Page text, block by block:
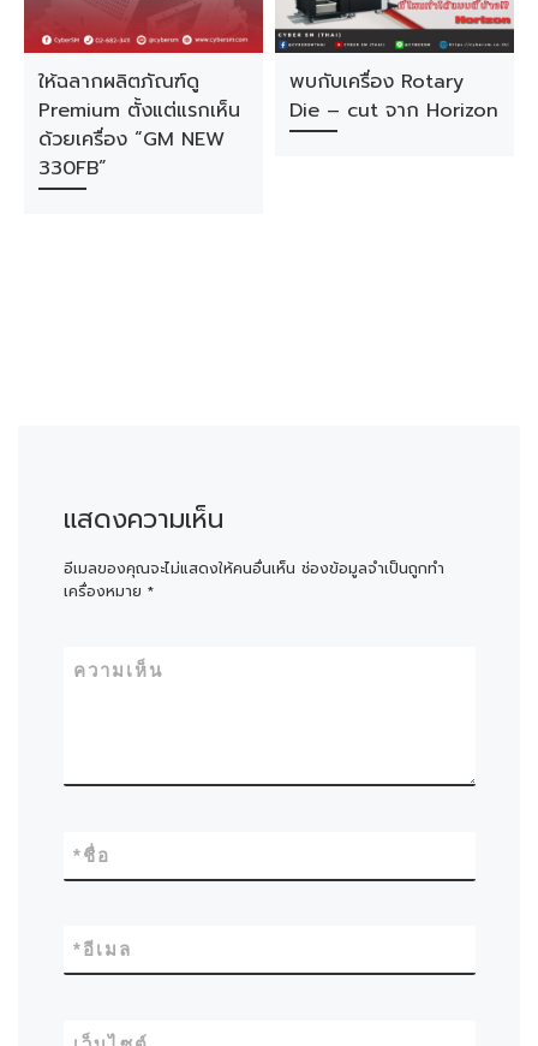
ให้ฉลากผลิตภัณฑ์ดู
Premium ตั้งแต่แรกเห็น
ด้วยเครื่อง “GM NEW
330FB”
พบกับเครื่อง Rotary
Die – cut จาก Horizon
แสดงความเห็น
อีเมลของคุณจะไม่แสดงให้คนอื่นเห็น ช่องข้อมูลจำเป็นถูกทำ
เครื่องหมาย *
ความเห็น
ชื่อ
*
อีเมล
*